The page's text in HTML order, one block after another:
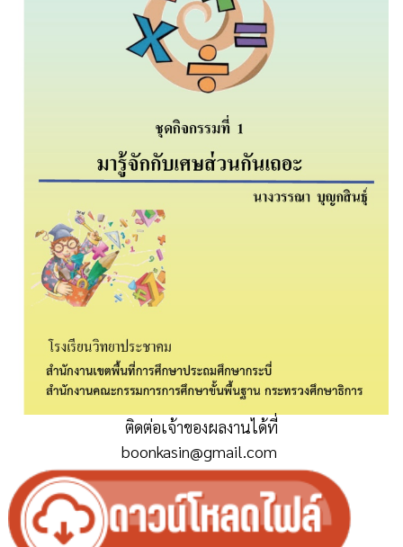
ติดต่อเจ้าของผลงานได้ที่
boonkasin@gmail.com